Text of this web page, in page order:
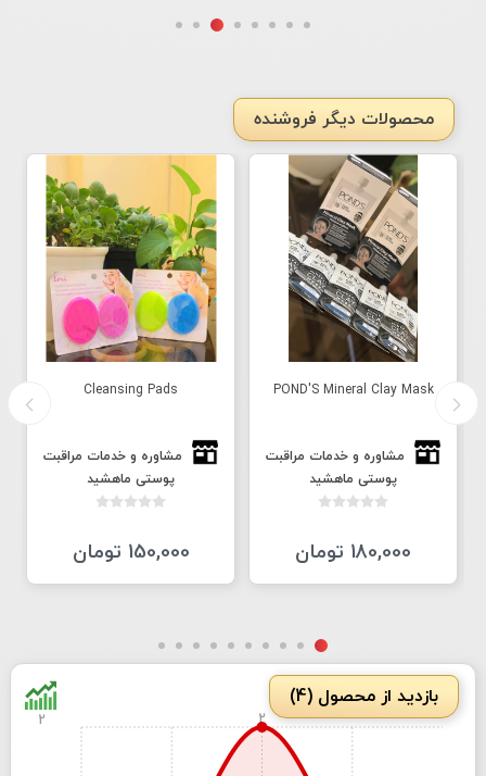
محصولات دیگر فروشنده
POND'S Mineral Clay Mask
مشاوره و خدمات مراقبت
پوستی ماهشید
180,000 تومان
Cleansing Pads
مشاوره و خدمات مراقبت
پوستی ماهشید
150,000 تومان
بازدید از محصول (4)
2
2